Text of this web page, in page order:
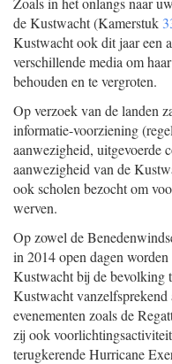
de Kustwacht (Kamerstuk
Kustwacht ook dit jaar een
verschillende media om
behouden en te vergroten.
Op verzoek van de landen
informatie-voorziening
aanwezigheid, uitgevoerde
aanwezigheid van de
ook scholen bezocht om
werven.
Op zowel de
in 2014 open dagen
Kustwacht bij de bevolking
Kustwacht
evenementen zoals de
zij ook
terugkerende Hurricane